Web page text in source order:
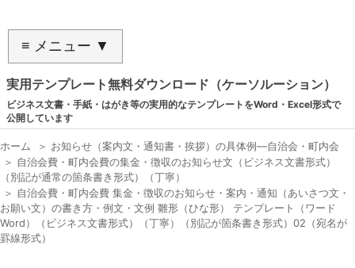
≡ メニュー ▼
実用テンプレート無料ダウンロード（ケーソルーション）
ビジネス文書・手紙・はがき等の実用的なテンプレートをWord・Excel形式で
公開しています
ホーム ＞ お知らせ（案内文・通知書・挨拶）の具体例―自治会・町内会
＞ 自治会費・町内会費の集金・徴収のお知らせ文（ビジネス文書形式）
（別記が通常の箇条書き形式）（丁寧）
＞ 自治会費・町内会費 集金・徴収のお知らせ・案内・通知（あいさつ文・
お願い文）の書き方・例文・文例 雛形（ひな形） テンプレート（ワード
Word）（ビジネス文書形式）（丁寧）（別記が箇条書き形式）02（宛名が
罫線形式）